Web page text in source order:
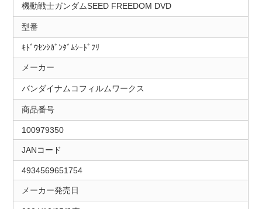
機動戦士ガンダムSEED FREEDOM DVD
型番
ｷﾄﾞｳｾﾝｼｶﾞﾝﾀﾞﾑｼｰﾄﾞﾌﾘ
メーカー
バンダイナムコフィルムワークス
商品番号
100979350
JANコード
4934569651754
メーカー発売日